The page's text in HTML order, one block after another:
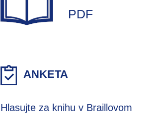
PDF
ANKETA
Hlasujte za knihu v Braillovom